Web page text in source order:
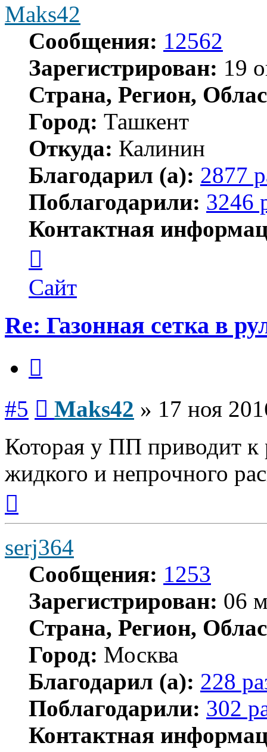
Maks42
Сообщения: 12562
Зарегистрирован: 19
Страна, Регион,
Город: Ташкент
Откуда: Калинин
Благодарил (а): 2877
Поблагодарили: 3246
Контактная
пользователя
Maks42
Сайт
Re: Газонная сетка в
#5 Maks42 » 17 ноя
Которая у ПП приводит
жидкого и непрочного
началу
serj364
Сообщения: 1253
Зарегистрирован: 06
Страна, Регион,
Город: Москва
Благодарил (а): 228
Поблагодарили: 302
Контактная